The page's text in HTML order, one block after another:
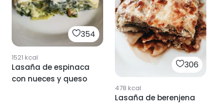
354
1521 kcal
Lasaña de espinaca
con nueces y queso
306
478 kcal
Lasaña de berenjena